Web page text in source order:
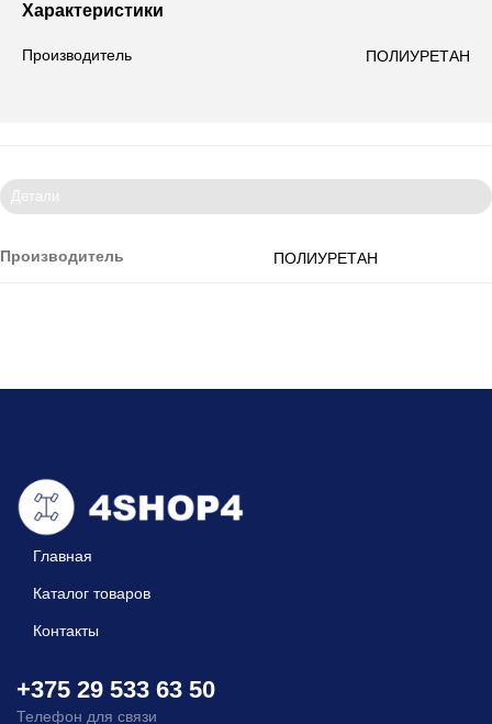
Характеристики
Производитель ПОЛИУРЕТАН
Детали
Производитель ПОЛИУРЕТАН
Главная
Каталог товаров
Контакты
+375 29 533 63 50
Телефон для связи